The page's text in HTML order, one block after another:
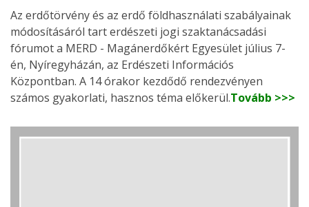
Az erdőtörvény és az erdő földhasználati szabályainak
módosításáról tart erdészeti jogi szaktanácsadási
fórumot a MERD - Magánerdőkért Egyesület július 7-
én, Nyíregyházán, az Erdészeti Információs
Központban. A 14 órakor kezdődő rendezvényen
számos gyakorlati, hasznos téma előkerül.Tovább >>>